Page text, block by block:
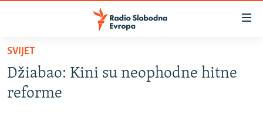
Pređite
glavni
sadržaj
VIJESTI
BOSNA I HERCEGOVINA
SVIJET
Džiabao: Kini su neophodne hitne
reforme